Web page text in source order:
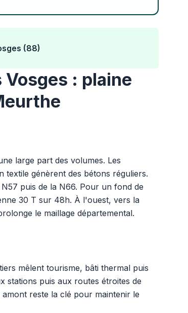
(88)
: plaine
large part des volumes. Les
textile génèrent des bétons réguliers.
puis de la N66. Pour un fond de
30 T sur 48h. À l'ouest, vers la
le maillage départemental.
mêlent tourisme, bâti thermal puis
stations puis aux routes étroites de
reste la clé pour maintenir le